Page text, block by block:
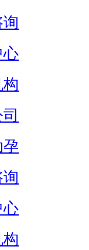
心
心